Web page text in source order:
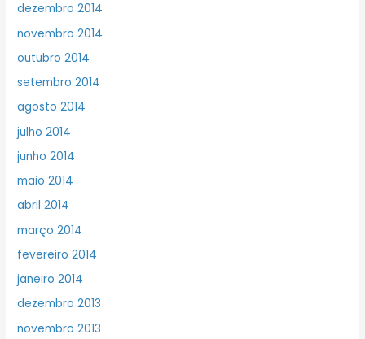
dezembro 2014
novembro 2014
outubro 2014
setembro 2014
agosto 2014
julho 2014
junho 2014
maio 2014
abril 2014
março 2014
fevereiro 2014
janeiro 2014
dezembro 2013
novembro 2013